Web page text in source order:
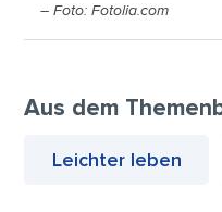
– Foto: Fotolia.com
Aus dem
Leichter leben